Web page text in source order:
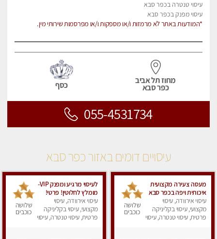
עיסוי טנטרה בכפר סבא
עיסוי מפנק בכפר סבא
*המודעות באתר לא מרמזות ו/או מספקות ו/או מפרסמות שירותי מין.
מחוז תל אביב
כפר סבא כסף
055-4531734
עיסויים דומים באזור כפר סבא
מעסה צעירה מקצועית
איכותית ויפה בכפר סבא
עיסוי אירוודה, עיסוי
מקצועי, עיסוי בקליניקה
פרטית, עיסוי טנטרה, עיסוי
שלושה
כוכבים
לעיסוי מרגיע ומפנק VIP-
מומלץ לחלוטין! פרטי! ​​​​​​
Highly recommended
עיסוי אירוודה, עיסוי
מקצועי, עיסוי בקליניקה
פרטית, עיסוי טנטרה, עיסוי
שלושה
כוכבים